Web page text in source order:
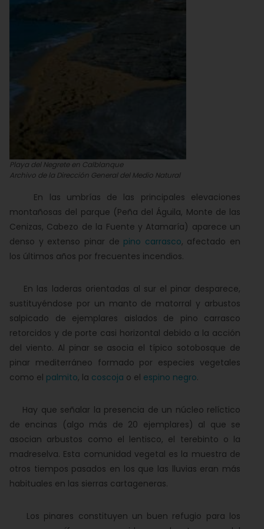
Playa del Negrete en Calblanque
Archivo de la Dirección General del Medio Natural
En las umbrías de las principales elevaciones
montañosas del parque (Peña del Águila, Monte de las
Cenizas, Cabezo de la Fuente y Atamaría) aparece un
denso y extenso pinar de pino carrasco, afectado en
los últimos años por frecuentes incendios.
En las laderas orientadas al sur el pinar desparece,
sustituyéndose por un manto de matorral y arbustos
salpicado de ejemplares aislados de pino carrasco
retorcidos y de porte casi horizontal debido a la acción
del viento. Al pinar se asocia el típico sotobosque de
pinar mediterráneo formado por especies vegetales
como el palmito, la coscoja o el espino negro.
Hay que señalar la presencia de un núcleo relíctico
de encinas (algo más de 20 ejemplares) al que se
asocian arbustos como el lentisco, el terebinto o la
madreselva. Esta comunidad vegetal es la muestra de
otros tiempos pasados en los que las lluvias eran más
habituales en las sierras cartageneras.
Los pinares constituyen un buen refugio para los